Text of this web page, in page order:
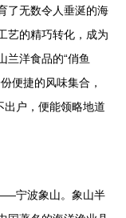
了无数令人垂涎的海
艺的精巧转化，成为
兰洋食品的“俏鱼
便捷的风味集合，
出户，便能领略地道
宁波象山。象山半